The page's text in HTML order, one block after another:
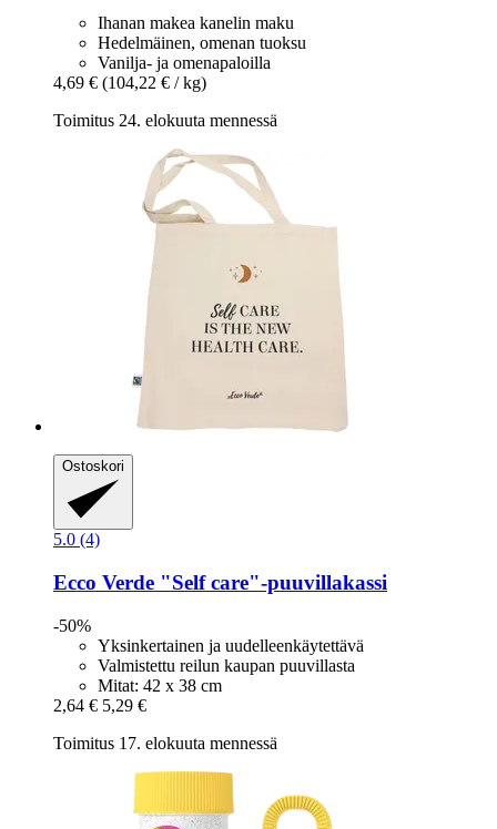
Ihanan makea kanelin maku
Hedelmäinen, omenan tuoksu
Vanilja- ja omenapaloilla
4,69 € (104,22 € / kg)
Toimitus 24. elokuuta mennessä
Ostoskori
5.0 (4)
Ecco Verde "Self care"-​puuvillakassi
-50%
Yksinkertainen ja uudelleenkäytettävä
Valmistettu reilun kaupan puuvillasta
Mitat: 42 x 38 cm
2,64 € 5,29 €
Toimitus 17. elokuuta mennessä